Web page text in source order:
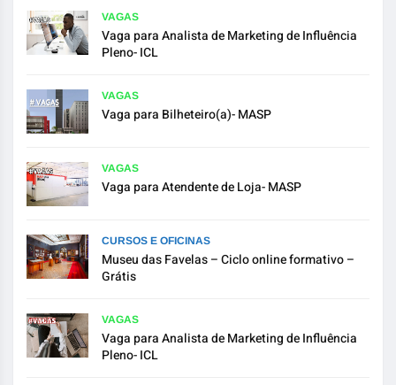
VAGAS
Vaga para Analista de Marketing de Influência
Pleno- ICL
VAGAS
Vaga para Bilheteiro(a)- MASP
VAGAS
Vaga para Atendente de Loja- MASP
CURSOS E OFICINAS
Museu das Favelas – Ciclo online formativo –
Grátis
VAGAS
Vaga para Analista de Marketing de Influência
Pleno- ICL